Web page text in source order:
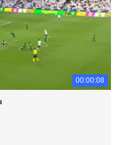
00:00:08